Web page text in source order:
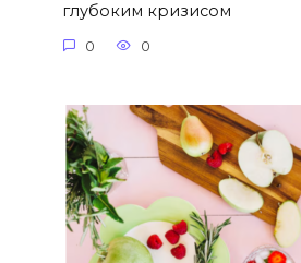
глубоким кризисом
0 0